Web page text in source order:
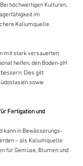
hochwertigen Kulturen,
im
Kaliumquelle.
mit stark versauerten
helfen, den Boden-pH
Dies gilt
sowie
Fertigation und
kann in Bewässerungs-
– als Kaliumquelle
für Gemüse, Blumen und